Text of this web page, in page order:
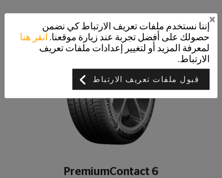
PremiumContact 6
إننا نستخدم ملفات تعريف الارتباط كي نضمن
حصولك على أفضل تجربة عند زيارة موقعنا. انقر هنا
لمعرفة المزيد أو لتغيير إعدادات ملفات تعريف
الارتباط.
قبول ملفات تعريف الارتباط
×